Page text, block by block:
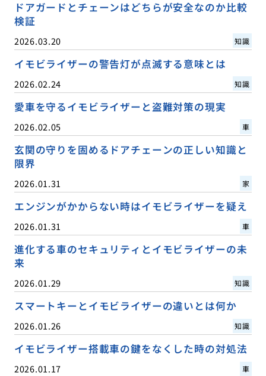
ドアガードとチェーンはどちらが安全なのか比較
検証
2026.03.20 知識
イモビライザーの警告灯が点滅する意味とは
2026.02.24 知識
愛車を守るイモビライザーと盗難対策の現実
2026.02.05 車
玄関の守りを固めるドアチェーンの正しい知識と
限界
2026.01.31 家
エンジンがかからない時はイモビライザーを疑え
2026.01.31 車
進化する車のセキュリティとイモビライザーの未
来
2026.01.29 知識
スマートキーとイモビライザーの違いとは何か
2026.01.26 知識
イモビライザー搭載車の鍵をなくした時の対処法
2026.01.17 車